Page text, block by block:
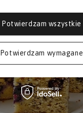
Potwierdzam wymagane
Potwierdzam wszystkie